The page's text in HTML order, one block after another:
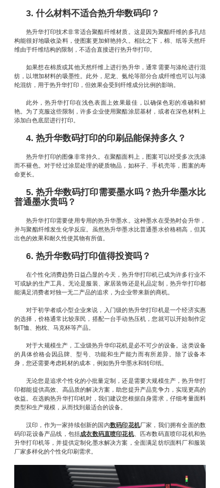
3. 什么材料不适合热升华数码印？
热升华打印技术非常适合聚酯纤维材质。这是因为聚酯纤维的多孔结
构能很好地吸收染料，使图案更加鲜艳持久。相比之下，棉、纸等天然纤
维由于纤维结构的限制，不适合直接进行热升华打印。
如果想在棉质或其他天然纤维上进行热升华，通常需要与涤纶进行混
纺，以增加材料的吸墨性。此外，尼龙、氨纶等部分合成纤维也可以与涤
纶混纺，用于热升华打印，但效果会受到纤维成分比例的影响。
此外，热升华打印在浅色表面上效果最佳，以确保色彩的准确和鲜
艳。为了克服这些限制，许多企业使用聚酯涂层基材，或者在深色材料上
添加白色底层进行打印。
4. 热升华数码打印的印刷品能保持多久？
热升华打印的图像非常持久。在聚酯面料上，图案可以经受多次洗涤
而不褪色。对于经过涂层处理的硬质物品，如杯子、手机壳等，图案的寿
命更长。
5. 热升华数码打印需要墨水吗？热升华墨水比
普通墨水贵吗？
热升华打印需要使用专用的热升华墨水。这种墨水在受热时会升华，
并与聚酯纤维发生化学反应。虽然热升华墨水比普通墨水价格稍高，但其
出色的效果和耐久性使其物有所值。
6. 热升华数码打印值得投资吗？
在个性化消费趋势日益凸显的今天，热升华打印机已成为许多行业不
可或缺的生产工具。无论是服装、家居装饰还是礼品定制，热升华打印都
能满足消费者对独一无二产品的追求，为企业带来新的商机。
对于初学者或小型企业来说，入门级的热升华打印机是一个经济实惠
的选择，价格通常比较亲民，搭配一台手动热压机，您就可以开始制作定
制T恤、抱枕、马克杯等产品。
对于大规模生产，工业级热升华印花机是必不可少的设备。这类设备
的具体价格会因品牌、型号、功能和生产能力而有所差异。除了设备本
身，您还需要考虑耗材的成本，例如热升华墨水和转印纸。
无论您是追求个性化的小批量定制，还是需要大规模生产，热升华打
印都能提供高效、高品质的解决方案，助您提升产品竞争力，实现更高的
收益。在选购热升华打印机时，我们建议您根据自身需求，仔细考量面料
类型和生产规模，从而找到最适合的设备。
汉印，作为一家持续创新的国内数码印花机厂家，我们拥有全面的数
码印花设备产品线，包括成衣数码直喷印花机、匹布数码直喷印花机和热
升华打印机等，并提供定制化墨水解决方案，全面满足纺织面料厂和服装
厂家多样化的个性化印刷需求。